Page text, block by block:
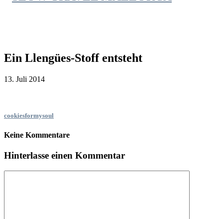
Ein Llengües-Stoff entsteht
13. Juli 2014
cookiesformysoul
Keine Kommentare
Hinterlasse einen Kommentar